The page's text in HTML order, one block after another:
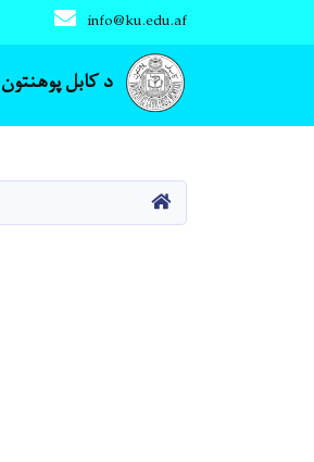
د کابل پوهنتون
info@ku.edu.af
Main navigation
کور